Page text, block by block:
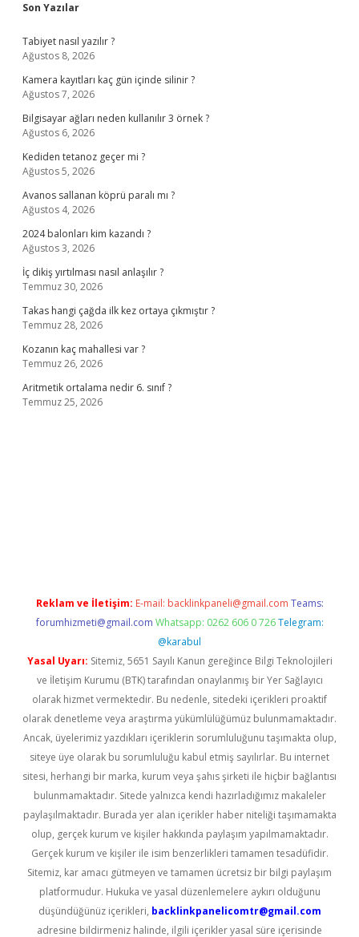
Son Yazılar
Tabiyet nasıl yazılır ?
Ağustos 8, 2026
Kamera kayıtları kaç gün içinde silinir ?
Ağustos 7, 2026
Bilgisayar ağları neden kullanılır 3 örnek ?
Ağustos 6, 2026
Kediden tetanoz geçer mi ?
Ağustos 5, 2026
Avanos sallanan köprü paralı mı ?
Ağustos 4, 2026
2024 balonları kim kazandı ?
Ağustos 3, 2026
İç dikiş yırtılması nasıl anlaşılır ?
Temmuz 30, 2026
Takas hangi çağda ilk kez ortaya çıkmıştır ?
Temmuz 28, 2026
Kozanın kaç mahallesi var ?
Temmuz 26, 2026
Aritmetik ortalama nedir 6. sınıf ?
Temmuz 25, 2026
Reklam ve İletişim: E-mail: backlinkpaneli@gmail.com Teams:
forumhizmeti@gmail.com Whatsapp: 0262 606 0 726 Telegram:
@karabul
Yasal Uyarı: Sitemiz, 5651 Sayılı Kanun gereğince Bilgi Teknolojileri
ve İletişim Kurumu (BTK) tarafından onaylanmış bir Yer Sağlayıcı
olarak hizmet vermektedir. Bu nedenle, sitedeki içerikleri proaktif
olarak denetleme veya araştırma yükümlülüğümüz bulunmamaktadır.
Ancak, üyelerimiz yazdıkları içeriklerin sorumluluğunu taşımakta olup,
siteye üye olarak bu sorumluluğu kabul etmiş sayılırlar. Bu internet
sitesi, herhangi bir marka, kurum veya şahıs şirketi ile hiçbir bağlantısı
bulunmamaktadır. Sitede yalnızca kendi hazırladığımız makaleler
paylaşılmaktadır. Burada yer alan içerikler haber niteliği taşımamakta
olup, gerçek kurum ve kişiler hakkında paylaşım yapılmamaktadır.
Gerçek kurum ve kişiler ile isim benzerlikleri tamamen tesadüfidir.
Sitemiz, kar amacı gütmeyen ve tamamen ücretsiz bir bilgi paylaşım
platformudur. Hukuka ve yasal düzenlemelere aykırı olduğunu
düşündüğünüz içerikleri, backlinkpanelicomtr@gmail.com
adresine bildirmeniz halinde, ilgili içerikler yasal süre içerisinde